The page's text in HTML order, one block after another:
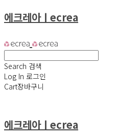
에크레아ㅣecrea
Search 검색
Log In 로그인
Cart장바구니
에크레아ㅣecrea